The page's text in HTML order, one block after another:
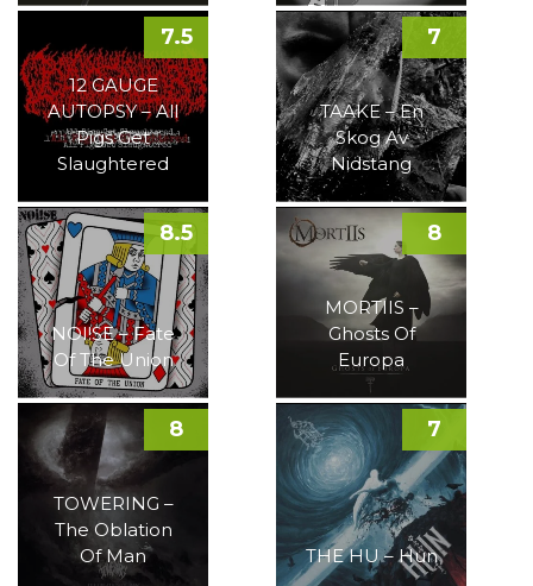
12 GAUGE
AUTOPSY – All
Pigs Get
Slaughtered
7.5
TAAKE – En
Skog Av
Nidstang
7
NOI!SE – Fate
Of The Union
8.5
MORTIIS –
Ghosts Of
Europa
8
TOWERING –
The Oblation
Of Man
8
THE HU – Hun
7